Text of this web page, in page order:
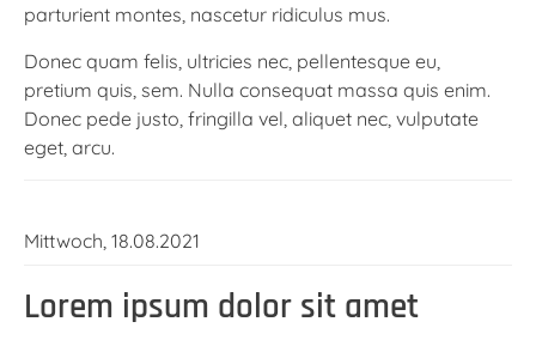
parturient montes, nascetur ridiculus mus.
Donec quam felis, ultricies nec, pellentesque eu,
pretium quis, sem. Nulla consequat massa quis enim.
Donec pede justo, fringilla vel, aliquet nec, vulputate
eget, arcu.
Mittwoch, 18.08.2021
Lorem ipsum dolor sit amet